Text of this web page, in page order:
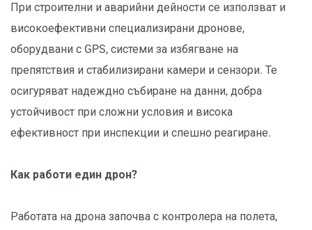
При строителни и аварийни дейности се използват и
високоефективни специализирани дронове,
оборудвани с GPS, системи за избягване на
препятствия и стабилизирани камери и сензори. Те
осигуряват надеждно събиране на данни, добра
устойчивост при сложни условия и висока
ефективност при инспекции и спешно реагиране.
Как работи един дрон?
Работата на дрона започва с контролера на полета,